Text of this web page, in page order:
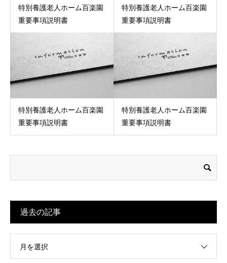
特別養護老人ホーム百楽園
重要事項説明書
特別養護老人ホーム百楽園
重要事項説明書
特別養護老人ホーム百楽園
重要事項説明書
特別養護老人ホーム百楽園
重要事項説明書
過去の記事
月を選択